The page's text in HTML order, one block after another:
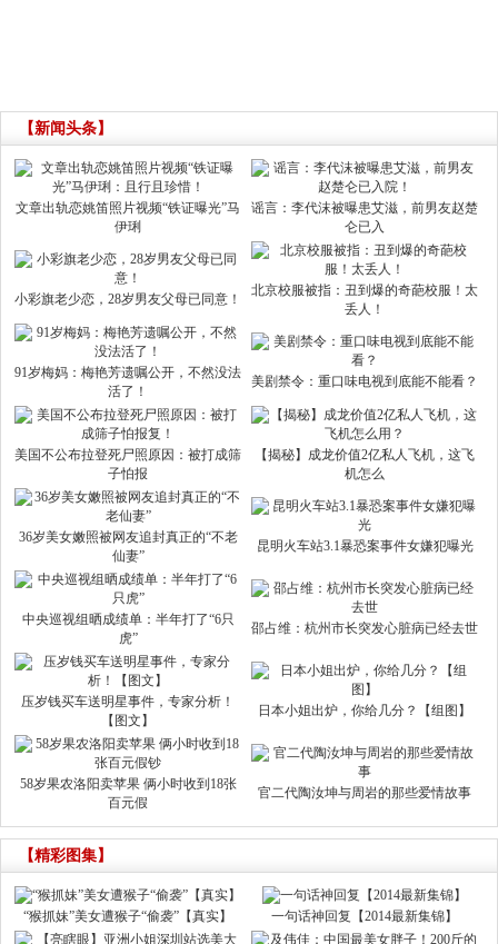
【新闻头条】
文章出轨恋姚笛照片视频“铁证曝光”马
伊琍
谣言：李代沫被曝患艾滋，前男友赵楚
仑已入
小彩旗老少恋，28岁男友父母已同意！
北京校服被指：丑到爆的奇葩校服！太
丢人！
91岁梅妈：梅艳芳遗嘱公开，不然没法
活了！
美剧禁令：重口味电视到底能不能看？
美国不公布拉登死尸照原因：被打成筛
子怕报
【揭秘】成龙价值2亿私人飞机，这飞
机怎么
36岁美女嫩照被网友追封真正的“不老
仙妻”
昆明火车站3.1暴恐案事件女嫌犯曝光
中央巡视组晒成绩单：半年打了“6只
虎”
邵占维：杭州市长突发心脏病已经去世
压岁钱买车送明星事件，专家分析！
【图文】
日本小姐出炉，你给几分？【组图】
58岁果农洛阳卖苹果 俩小时收到18张
百元假
官二代陶汝坤与周岩的那些爱情故事
【精彩图集】
“猴抓妹”美女遭猴子“偷袭”【真实】 一句话神回复【2014最新集锦】